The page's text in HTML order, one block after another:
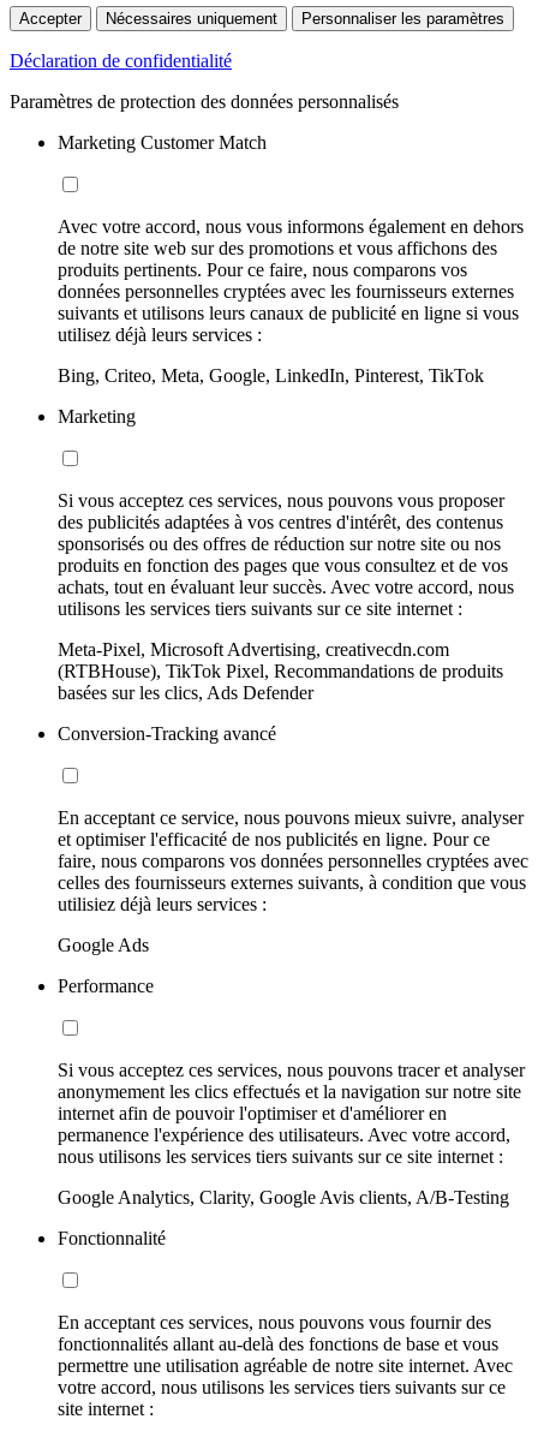
Accepter Nécessaires uniquement Personnaliser les paramètres
Déclaration de confidentialité
Paramètres de protection des données personnalisés
Marketing Customer Match
Avec votre accord, nous vous informons également en dehors
de notre site web sur des promotions et vous affichons des
produits pertinents. Pour ce faire, nous comparons vos
données personnelles cryptées avec les fournisseurs externes
suivants et utilisons leurs canaux de publicité en ligne si vous
utilisez déjà leurs services :
Bing, Criteo, Meta, Google, LinkedIn, Pinterest, TikTok
Marketing
Si vous acceptez ces services, nous pouvons vous proposer
des publicités adaptées à vos centres d'intérêt, des contenus
sponsorisés ou des offres de réduction sur notre site ou nos
produits en fonction des pages que vous consultez et de vos
achats, tout en évaluant leur succès. Avec votre accord, nous
utilisons les services tiers suivants sur ce site internet :
Meta-Pixel, Microsoft Advertising, creativecdn.com
(RTBHouse), TikTok Pixel, Recommandations de produits
basées sur les clics, Ads Defender
Conversion-Tracking avancé
En acceptant ce service, nous pouvons mieux suivre, analyser
et optimiser l'efficacité de nos publicités en ligne. Pour ce
faire, nous comparons vos données personnelles cryptées avec
celles des fournisseurs externes suivants, à condition que vous
utilisiez déjà leurs services :
Google Ads
Performance
Si vous acceptez ces services, nous pouvons tracer et analyser
anonymement les clics effectués et la navigation sur notre site
internet afin de pouvoir l'optimiser et d'améliorer en
permanence l'expérience des utilisateurs. Avec votre accord,
nous utilisons les services tiers suivants sur ce site internet :
Google Analytics, Clarity, Google Avis clients, A/B-Testing
Fonctionnalité
En acceptant ces services, nous pouvons vous fournir des
fonctionnalités allant au-delà des fonctions de base et vous
permettre une utilisation agréable de notre site internet. Avec
votre accord, nous utilisons les services tiers suivants sur ce
site internet :